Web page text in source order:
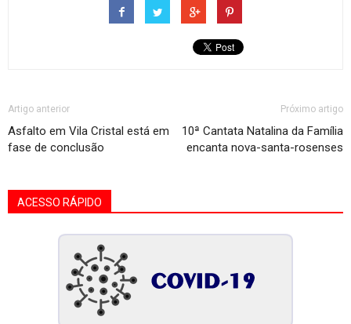
Artigo anterior
Asfalto em Vila Cristal está em
fase de conclusão
Próximo artigo
10ª Cantata Natalina da Família
encanta nova-santa-rosenses
ACESSO RÁPIDO